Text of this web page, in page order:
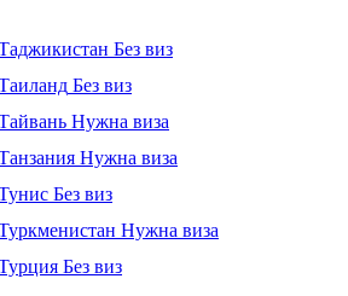
Без виз
Без виз
Нужна виза
Нужна виза
Без виз
Нужна виза
Без виз